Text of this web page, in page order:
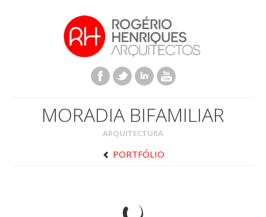
MORADIA BIFAMILIAR
ARQUITECTURA
PORTFÓLIO